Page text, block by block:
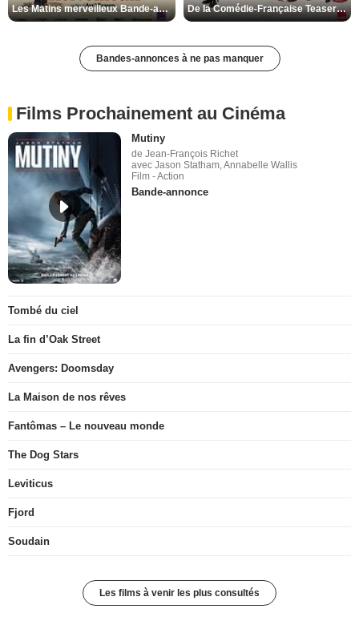
Les Matins merveilleux Bande-annonce VF De la Comédie-Française Teaser VF
Bandes-annonces à ne pas manquer
Films Prochainement au Cinéma
Mutiny
de Jean-François Richet
avec Jason Statham, Annabelle Wallis
Film - Action
Bande-annonce
Tombé du ciel
La fin d’Oak Street
Avengers: Doomsday
La Maison de nos rêves
Fantômas – Le nouveau monde
The Dog Stars
Leviticus
Fjord
Soudain
Les films à venir les plus consultés